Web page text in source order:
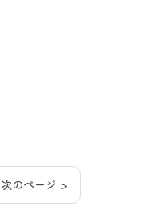
次のページ >